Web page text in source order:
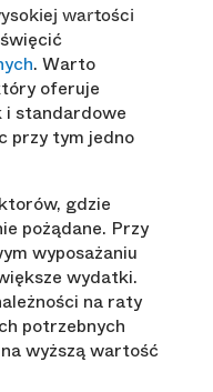
wartości
. Warto
oferuje
i standardowe
przy tym jedno
gdzie
pożądane. Przy
wyposażaniu
wydatki.
na raty
potrzebnych
wyższą wartość